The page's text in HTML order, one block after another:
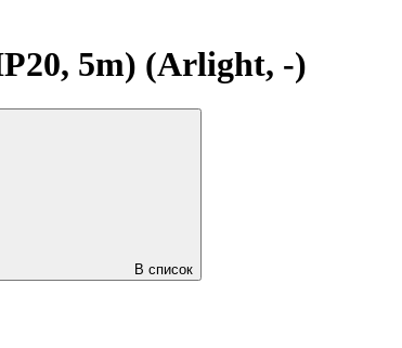
5m) (Arlight, -)
В список